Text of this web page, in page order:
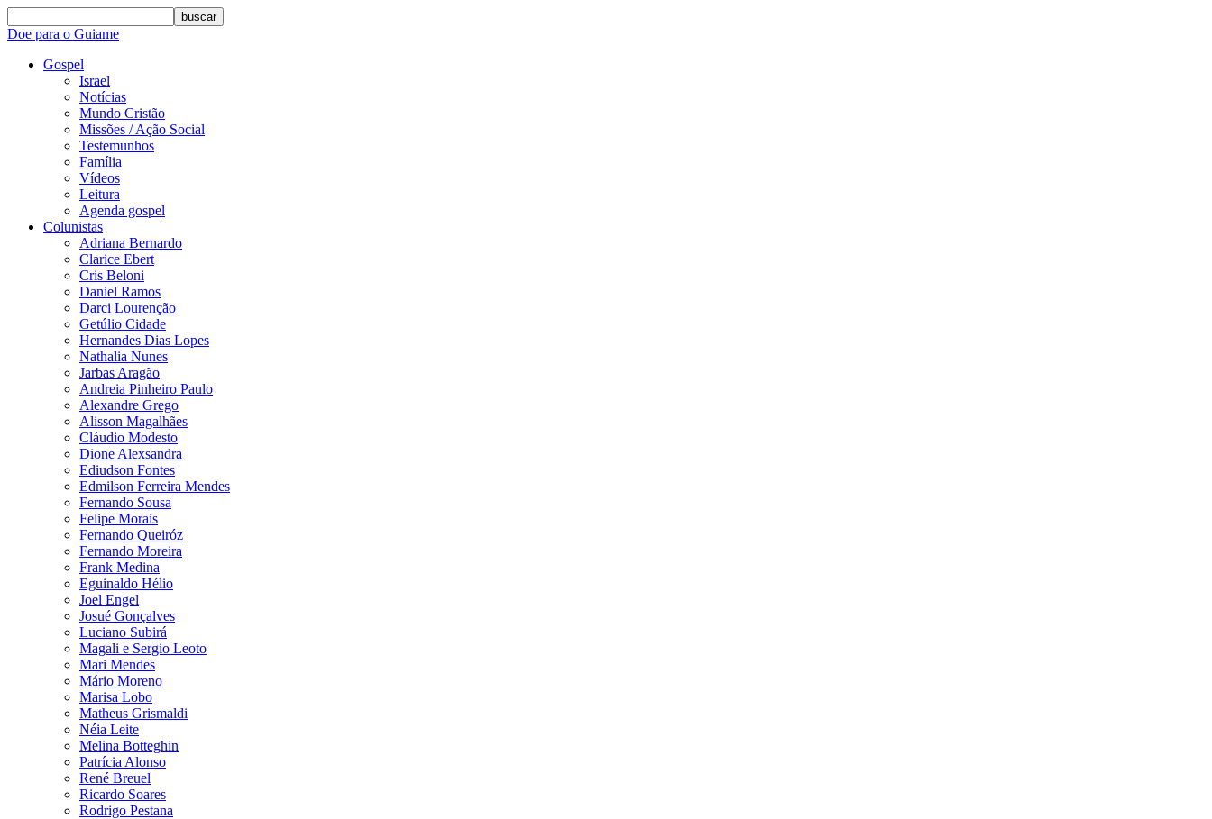
buscar
Doe para o Guiame
Gospel
Israel
Notícias
Mundo Cristão
Missões / Ação Social
Testemunhos
Família
Vídeos
Leitura
Agenda gospel
Colunistas
Adriana Bernardo
Clarice Ebert
Cris Beloni
Daniel Ramos
Darci Lourenção
Getúlio Cidade
Hernandes Dias Lopes
Nathalia Nunes
Jarbas Aragão
Andreia Pinheiro Paulo
Alexandre Grego
Alisson Magalhães
Cláudio Modesto
Dione Alexsandra
Ediudson Fontes
Edmilson Ferreira Mendes
Fernando Sousa
Felipe Morais
Fernando Queiróz
Fernando Moreira
Frank Medina
Eguinaldo Hélio
Joel Engel
Josué Gonçalves
Luciano Subirá
Magali e Sergio Leoto
Mari Mendes
Mário Moreno
Marisa Lobo
Matheus Grismaldi
Néia Leite
Melina Botteghin
Patrícia Alonso
René Breuel
Ricardo Soares
Rodrigo Pestana